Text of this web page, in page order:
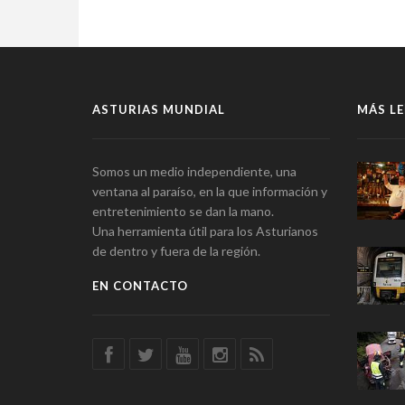
ASTURIAS MUNDIAL
Somos un medio independiente, una
ventana al paraíso, en la que información y
entretenimiento se dan la mano.
Una herramienta útil para los Asturianos
de dentro y fuera de la región.
EN CONTACTO
MÁS